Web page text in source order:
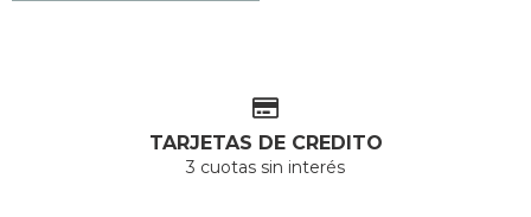
TARJETAS DE CREDITO
3 cuotas sin interés